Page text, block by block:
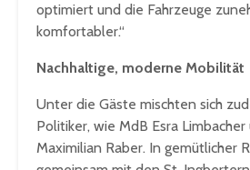
optimiert und die Fahrzeuge
komfortabler.“
Nachhaltige, moderne Mobilität
Unter die Gäste mischten sich
Politiker, wie MdB Esra
Maximilian Raber. In gemütlicher